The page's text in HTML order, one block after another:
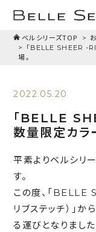
ベルシリーズTOP
「BELLE SHEER -
場。
2022.05.20
「BELLE
数量限定カラ
平素よりベルシリ
す。
この度、「
リブステッチ）」
る運びとなりました